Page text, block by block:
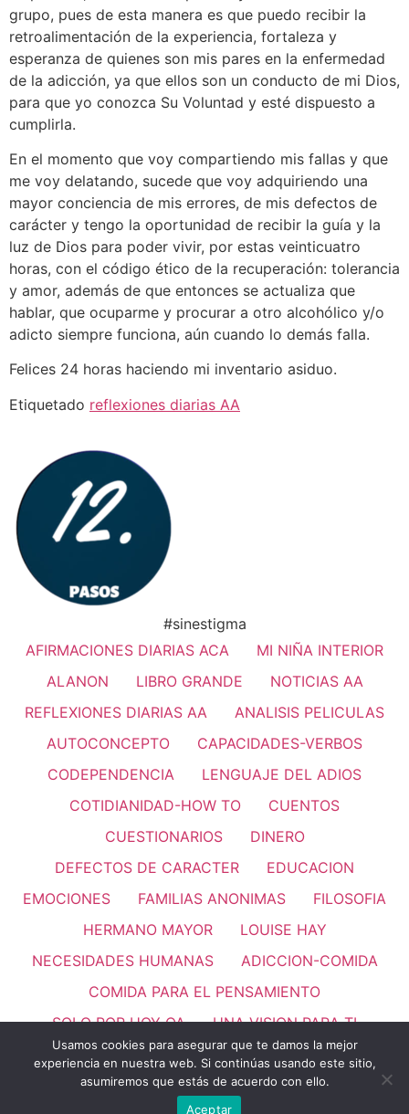
grupo, pues de esta manera es que puedo recibir la
retroalimentación de la experiencia, fortaleza y
esperanza de quienes son mis pares en la enfermedad
de la adicción, ya que ellos son un conducto de mi Dios,
para que yo conozca Su Voluntad y esté dispuesto a
cumplirla.
En el momento que voy compartiendo mis fallas y que
me voy delatando, sucede que voy adquiriendo una
mayor conciencia de mis errores, de mis defectos de
carácter y tengo la oportunidad de recibir la guía y la
luz de Dios para poder vivir, por estas veinticuatro
horas, con el código ético de la recuperación: tolerancia
y amor, además de que entonces se actualiza que
hablar, que ocuparme y procurar a otro alcohólico y/o
adicto siempre funciona, aún cuando lo demás falla.
Felices 24 horas haciendo mi inventario asiduo.
Etiquetado reflexiones diarias AA
#sinestigma
AFIRMACIONES DIARIAS ACA
MI NIÑA INTERIOR
ALANON
LIBRO GRANDE
NOTICIAS AA
REFLEXIONES DIARIAS AA
ANALISIS PELICULAS
AUTOCONCEPTO
CAPACIDADES-VERBOS
CODEPENDENCIA
LENGUAJE DEL ADIOS
COTIDIANIDAD-HOW TO
CUENTOS
CUESTIONARIOS
DINERO
DEFECTOS DE CARACTER
EDUCACION
EMOCIONES
FAMILIAS ANONIMAS
FILOSOFIA
HERMANO MAYOR
LOUISE HAY
NECESIDADES HUMANAS
ADICCION-COMIDA
COMIDA PARA EL PENSAMIENTO
SOLO POR HOY OA
UNA VISION PARA TI
PASO 11
REFLEXIONES
VALORES HUMANOS
LEMAS
Usamos cookies para asegurar que te damos la mejor
experiencia en nuestra web. Si continúas usando este sitio,
asumiremos que estás de acuerdo con ello.
Aceptar